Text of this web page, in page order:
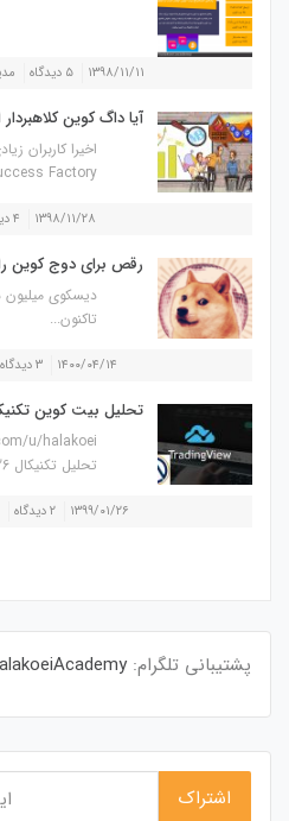
۱۳۹۸/۱۱/۱۱ ۵ دیدگاه
آیا داگ کوین
اخیرا کاربران
Factory...
۱۳۹۸/۱۱/۲۸ ۴ دیدگاه
رقص برای دوج کوین
دیسکوی میلیون
تاکنون...
۱۴۰۰/۰۴/۱۴ ۳ دیدگاه
تحلیل بیت کوین تکنیکال 26
تحلیل تکنیکال 26 فروردین سلام...
۱۳۹۹/۰۱/۲۶ ۲ دیدگاه
پشتیبانی تلگرام: